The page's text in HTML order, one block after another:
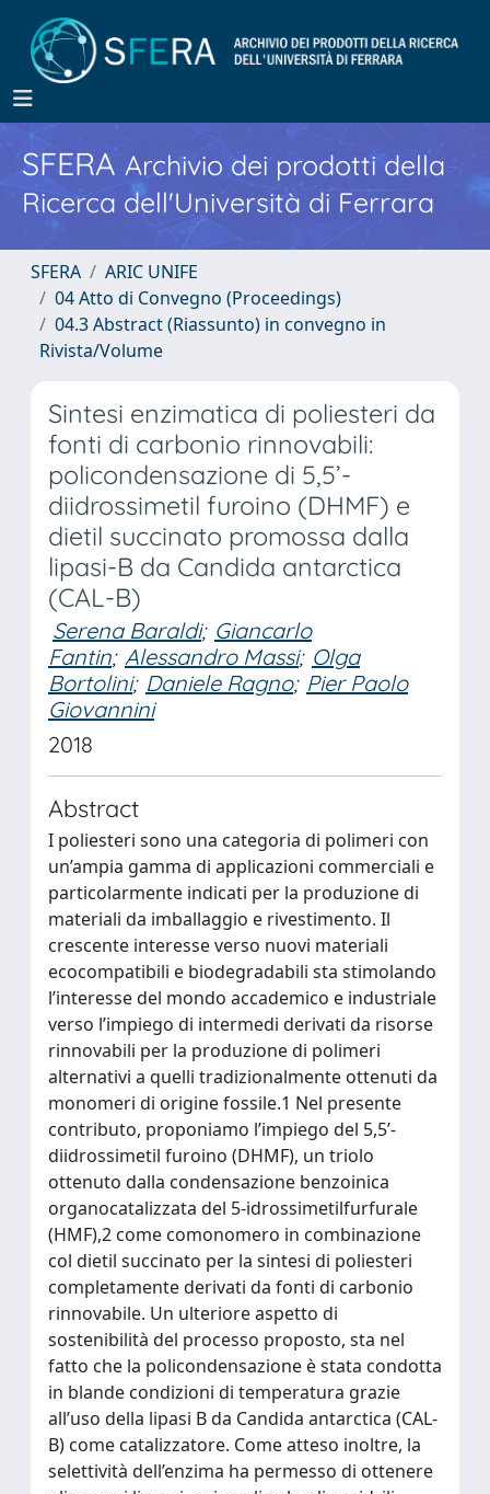
SFERA Archivio dei prodotti della
Ricerca dell'Università di Ferrara
SFERA
ARIC UNIFE
04 Atto di Convegno (Proceedings)
04.3 Abstract (Riassunto) in convegno in
Rivista/Volume
Sintesi enzimatica di poliesteri da
fonti di carbonio rinnovabili:
policondensazione di 5,5’-
diidrossimetil furoino (DHMF) e
dietil succinato promossa dalla
lipasi-B da Candida antarctica
(CAL-B)
Serena Baraldi; Giancarlo
Fantin; Alessandro Massi; Olga
Bortolini; Daniele Ragno; Pier Paolo
Giovannini
2018
Abstract
I poliesteri sono una categoria di polimeri con
un’ampia gamma di applicazioni commerciali e
particolarmente indicati per la produzione di
materiali da imballaggio e rivestimento. Il
crescente interesse verso nuovi materiali
ecocompatibili e biodegradabili sta stimolando
l’interesse del mondo accademico e industriale
verso l’impiego di intermedi derivati da risorse
rinnovabili per la produzione di polimeri
alternativi a quelli tradizionalmente ottenuti da
monomeri di origine fossile.1 Nel presente
contributo, proponiamo l’impiego del 5,5’-
diidrossimetil furoino (DHMF), un triolo
ottenuto dalla condensazione benzoinica
organocatalizzata del 5-idrossimetilfurfurale
(HMF),2 come comonomero in combinazione
col dietil succinato per la sintesi di poliesteri
completamente derivati da fonti di carbonio
rinnovabile. Un ulteriore aspetto di
sostenibilità del processo proposto, sta nel
fatto che la policondensazione è stata condotta
in blande condizioni di temperatura grazie
all’uso della lipasi B da Candida antarctica (CAL-
B) come catalizzatore. Come atteso inoltre, la
selettività dell’enzima ha permesso di ottenere